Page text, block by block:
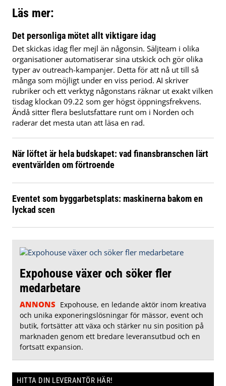
Läs mer:
Det personliga mötet allt viktigare idag
Det skickas idag fler mejl än någonsin. Säljteam i olika
organisationer automatiserar sina utskick och gör olika
typer av outreach-kampanjer. Detta för att nå ut till så
många som möjligt under en viss period. AI skriver
rubriker och ett verktyg någonstans räknar ut exakt vilken
tisdag klockan 09.22 som ger högst öppningsfrekvens.
Ändå sitter flera beslutsfattare runt om i Norden och
raderar det mesta utan att läsa en rad.
När löftet är hela budskapet: vad finansbranschen lärt
eventvärlden om förtroende
Eventet som byggarbetsplats: maskinerna bakom en
lyckad scen
Expohouse växer och söker fler
medarbetare
ANNONS Expohouse, en ledande aktör inom kreativa
och unika exponeringslösningar för mässor, event och
butik, fortsätter att växa och stärker nu sin position på
marknaden genom ett bredare leveransutbud och en
fortsatt expansion.
HITTA DIN LEVERANTÖR HÄR!